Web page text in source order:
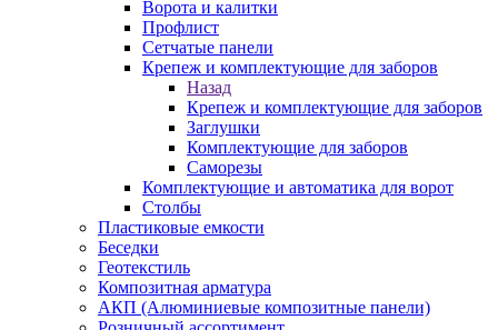
Ворота и калитки
Профлист
Сетчатые панели
Крепеж и комплектующие для заборов
Назад
Крепеж и комплектующие для заборов
Заглушки
Комплектующие для заборов
Саморезы
Комплектующие и автоматика для ворот
Столбы
Пластиковые емкости
Беседки
Геотекстиль
Композитная арматура
АКП (Алюминиевые композитные панели)